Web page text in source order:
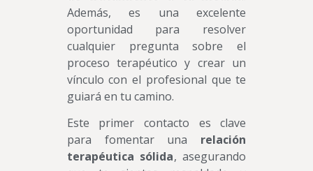
Además, es una excelente
oportunidad para resolver
cualquier pregunta sobre el
proceso terapéutico y crear un
vínculo con el profesional que te
guiará en tu camino.
Este primer contacto es clave
para fomentar una relación
terapéutica sólida, asegurando